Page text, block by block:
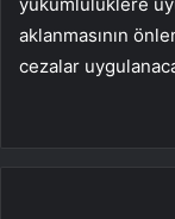
yükümlülüklere
aklanmasının
cezalar